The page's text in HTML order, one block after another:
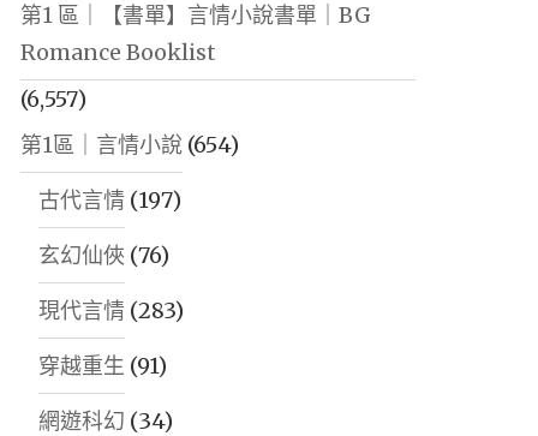
第1 區｜【書單】言情小說書單｜BG
Romance Booklist
(6,557)
第1區｜言情小說(654)
古代言情(197)
玄幻仙俠 (76)
現代言情(283)
穿越重生 (91)
網遊科幻 (34)